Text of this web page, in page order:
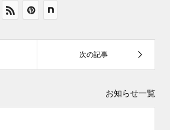
お知らせ一覧